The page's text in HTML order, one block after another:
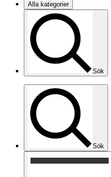
Alla kategorier
Sök
Sök